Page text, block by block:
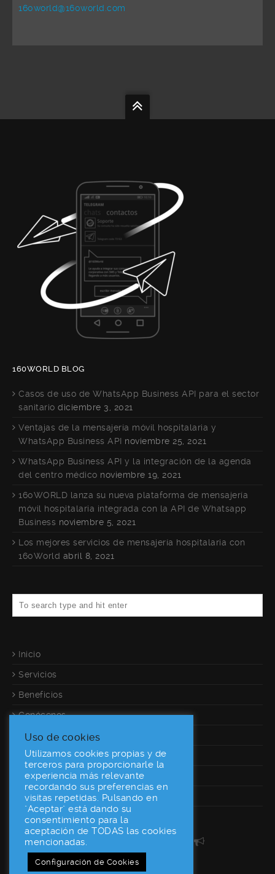
160world@160world.com
160WORLD BLOG
Casos de uso de WhatsApp Business API para el sector
sanitario diciembre 3, 2021
Ventajas de la mensajería móvil hospitalaria y
WhatsApp Business API noviembre 25, 2021
WhatsApp Business API y la integración de la agenda
del centro médico noviembre 19, 2021
160WORLD lanza su nueva plataforma de mensajería
móvil hospitalaria integrada con la API de Whatsapp
Business noviembre 5, 2021
Los mejores servicios de mensajería hospitalaria con
160World abril 8, 2021
Inicio
Servicios
Beneficios
Conócenos
Referencias
Calculadora
Contacto
Desarrolladores
160World En Las Redes
Uso de cookies
Utilizamos cookies propias y de
terceros para proporcionarle la
experiencia más relevante
recordando sus preferencias en
visitas repetidas. Pulsando en
"Aceptar" está dando su
consentimiento para la
aceptación de TODAS las cookies
mencionadas.
Configuración de Cookies